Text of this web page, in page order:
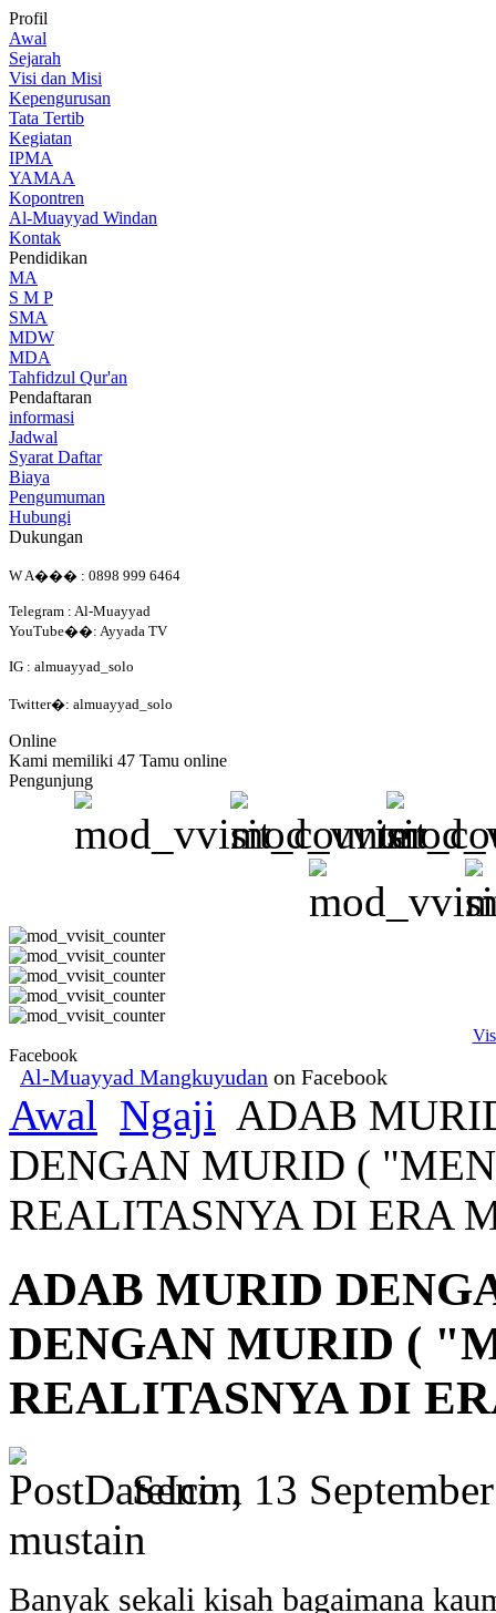
Profil
Awal
Sejarah
Visi dan Misi
Kepengurusan
Tata Tertib
Kegiatan
IPMA
YAMAA
Kopontren
Al-Muayyad Windan
Kontak
Pendidikan
MA
S M P
SMA
MDW
MDA
Tahfidzul Qur'an
Pendaftaran
informasi
Jadwal
Syarat Daftar
Biaya
Pengumuman
Hubungi
Dukungan
W A��� : 0898 999 6464
Telegram : Al-Muayyad
YouTube��: Ayyada TV
IG : almuayyad_solo
Twitter�: almuayyad_solo
Online
Kami memiliki 47 Tamu online
Pengunjung
Facebook
Al-Muayyad Mangkuyudan on Facebook
Awal Ngaji ADAB
DENGAN MURID (
REALITASNYA DI ERA
ADAB MURID
DENGAN MURID (
REALITASNYA DI
Senin, 13
mustain
Banyak sekali kisah bagaimana